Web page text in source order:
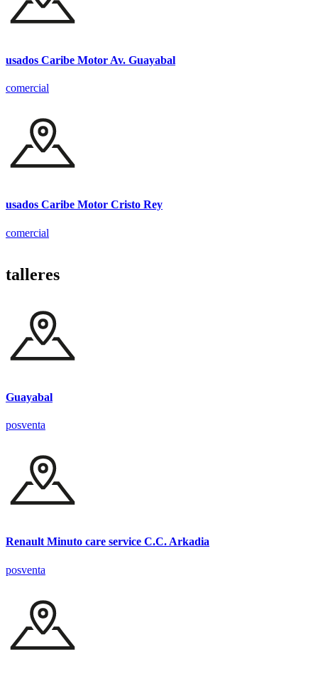
usados Caribe Motor Av. Guayabal
comercial
usados Caribe Motor Cristo Rey
comercial
talleres
Guayabal
posventa
Renault Minuto care service C.C. Arkadia
posventa